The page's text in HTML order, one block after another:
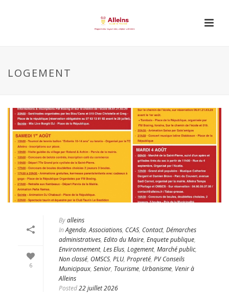
LOGEMENT
6
Byalleins
In Agenda,Associations, CCAS, Contact, Démarches
administratives, Edito du Maire, Enquete publique,
Environnement, Les Elus, Logement, Marché public,
Non classé, OMSCS, PLU, Propreté, PV Conseils
Municipaux, Senior, Tourisme, Urbanisme, Venir à
Alleins
Posted22 juillet 2026